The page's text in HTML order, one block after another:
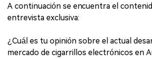
A continuación se encuentra el
entrevista exclusiva:
¿Cuál es tu opinión sobre el actual
mercado de cigarrillos electrónicos en